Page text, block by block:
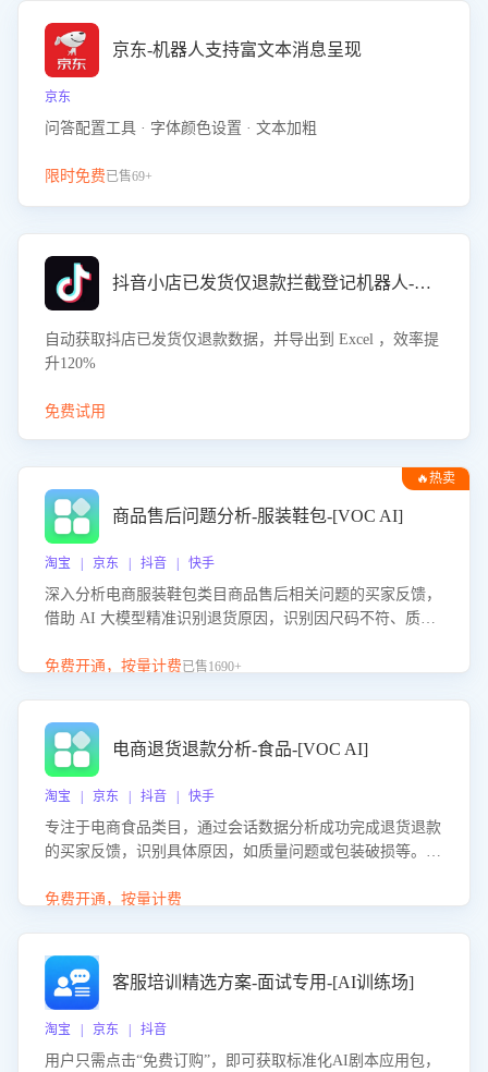
京东-机器人支持富文本消息呈现
京东
问答配置工具 · 字体颜色设置 · 文本加粗
限时免费已售69+
抖音小店已发货仅退款拦截登记机器人-八爪鱼
自动获取抖店已发货仅退款数据，并导出到 Excel ，效率提
升120%
免费试用
🔥热卖
商品售后问题分析-服装鞋包-[VOC AI]
淘宝 | 京东 | 抖音 | 快手
深入分析电商服装鞋包类目商品售后相关问题的买家反馈，
借助 AI 大模型精准识别退货原因，识别因尺码不符、质量
议，助力商家优化产品或服务，实现销售额的显著提升。
免费开通，按量计费已售1690+
电商退货退款分析-食品-[VOC AI]
淘宝 | 京东 | 抖音 | 快手
专注于电商食品类目，通过会话数据分析成功完成退货退款
的买家反馈，识别具体原因，如质量问题或包装破损等。结
商家降低退款率，提升售后效率。
免费开通，按量计费
客服培训精选方案-面试专用-[AI训练场]
淘宝 | 京东 | 抖音
用户只需点击“免费订购”，即可获取标准化AI剧本应用包，